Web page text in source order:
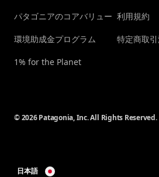
パタゴニアのコアバリュー
環境助成金プログラム
1% for the Planet
利用規約
特定商取
© 2026 Patagonia, Inc. All Rights Reserved.
日本語